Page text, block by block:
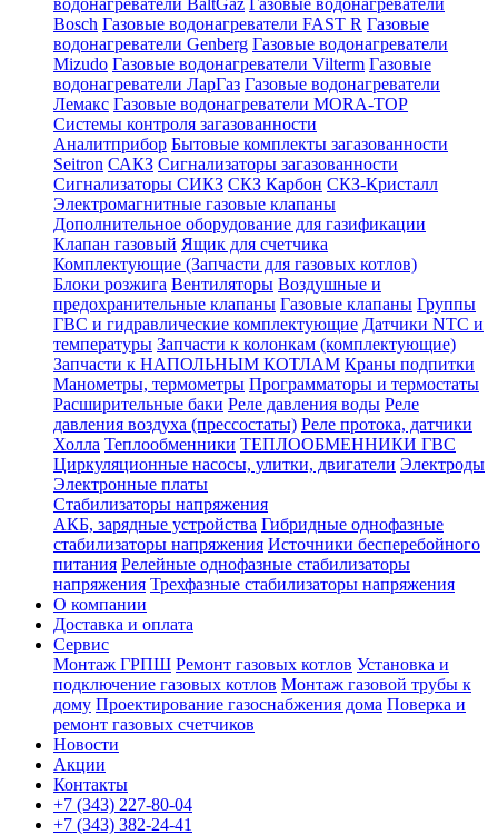
водонагреватели BaltGaz Газовые водонагреватели
Bosch Газовые водонагреватели FAST R Газовые
водонагреватели Genberg Газовые водонагреватели
Mizudo Газовые водонагреватели Vilterm Газовые
водонагреватели ЛарГаз Газовые водонагреватели
Лемакс Газовые водонагреватели MORA-TOP
Системы контроля загазованности
Аналитприбор Бытовые комплекты загазованности
Seitron САКЗ Сигнализаторы загазованности
Сигнализаторы СИКЗ СКЗ Карбон СКЗ-Кристалл
Электромагнитные газовые клапаны
Дополнительное оборудование для газификации
Клапан газовый Ящик для счетчика
Комплектующие (Запчасти для газовых котлов)
Блоки розжига Вентиляторы Воздушные и
предохранительные клапаны Газовые клапаны Группы
ГВС и гидравлические комплектующие Датчики NTC и
температуры Запчасти к колонкам (комплектующие)
Запчасти к НАПОЛЬНЫМ КОТЛАМ Краны подпитки
Манометры, термометры Программаторы и термостаты
Расширительные баки Реле давления воды Реле
давления воздуха (прессостаты) Реле протока, датчики
Холла Теплообменники ТЕПЛООБМЕННИКИ ГВС
Циркуляционные насосы, улитки, двигатели Электроды
Электронные платы
Стабилизаторы напряжения
АКБ, зарядные устройства Гибридные однофазные
стабилизаторы напряжения Источники бесперебойного
питания Релейные однофазные стабилизаторы
напряжения Трехфазные стабилизаторы напряжения
О компании
Доставка и оплата
Сервис
Монтаж ГРПШ Ремонт газовых котлов Установка и
подключение газовых котлов Монтаж газовой трубы к
дому Проектирование газоснабжения дома Поверка и
ремонт газовых счетчиков
Новости
Акции
Контакты
+7 (343) 227-80-04
+7 (343) 382-24-41